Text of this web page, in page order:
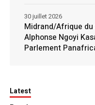
Midrand/Afrique
Alphonse Ngoyi
Parlement
30 juillet 2026
Latest